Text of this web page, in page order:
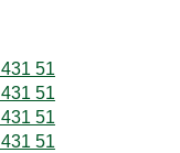
51
51
51
51